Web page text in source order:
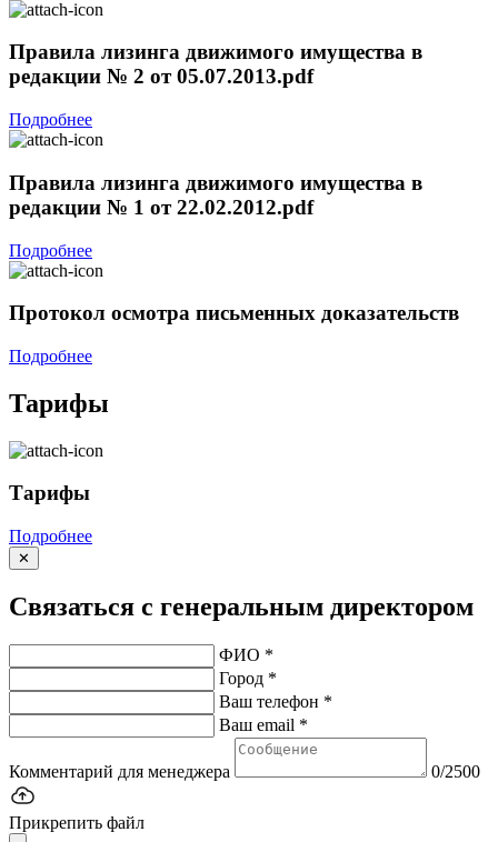
Правила лизинга движимого имущества в
редакции № 2 от 05.07.2013.pdf
Подробнее
Правила лизинга движимого имущества в
редакции № 1 от 22.02.2012.pdf
Подробнее
Протокол осмотра письменных доказательств
Подробнее
Тарифы
Тарифы
Подробнее
✕
Связаться с генеральным директором
ФИО *
Город *
Ваш телефон *
Ваш email *
Комментарий для менеджера 0/2500
Прикрепить файл